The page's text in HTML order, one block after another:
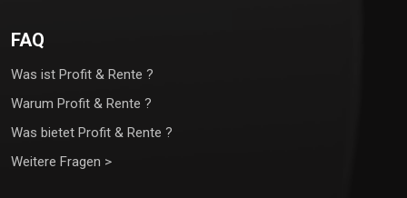
FAQ
Was ist Profit & Rente ?
Warum Profit & Rente ?
Was bietet Profit & Rente ?
Weitere Fragen >